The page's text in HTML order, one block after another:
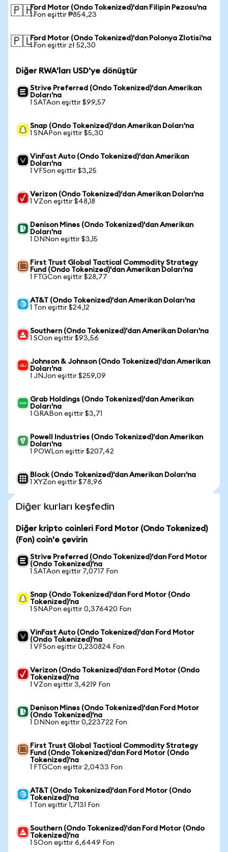
🇵🇭Ford Motor (Ondo Tokenized)'dan Filipin Pezosu'na
1 Fon eşittir ₱854,23
🇵🇱Ford Motor (Ondo Tokenized)'dan Polonya Zlotisi'na
1 Fon eşittir zł 52,30
Diğer RWA'ları USD'ye dönüştür
Strive Preferred (Ondo Tokenized)'dan Amerikan
Doları'na
1 SATAon eşittir $99,57
Snap (Ondo Tokenized)'dan Amerikan Doları'na
1 SNAPon eşittir $5,30
VinFast Auto (Ondo Tokenized)'dan Amerikan
Doları'na
1 VFSon eşittir $3,25
Verizon (Ondo Tokenized)'dan Amerikan Doları'na
1 VZon eşittir $48,18
Denison Mines (Ondo Tokenized)'dan Amerikan
Doları'na
1 DNNon eşittir $3,15
First Trust Global Tactical Commodity Strategy
Fund (Ondo Tokenized)'dan Amerikan Doları'na
1 FTGCon eşittir $28,77
AT&T (Ondo Tokenized)'dan Amerikan Doları'na
1 Ton eşittir $24,12
Southern (Ondo Tokenized)'dan Amerikan Doları'na
1 SOon eşittir $93,56
Johnson & Johnson (Ondo Tokenized)'dan Amerikan
Doları'na
1 JNJon eşittir $259,09
Grab Holdings (Ondo Tokenized)'dan Amerikan
Doları'na
1 GRABon eşittir $3,71
Powell Industries (Ondo Tokenized)'dan Amerikan
Doları'na
1 POWLon eşittir $207,42
Block (Ondo Tokenized)'dan Amerikan Doları'na
1 XYZon eşittir $78,96
Diğer kurları keşfedin
Diğer kripto coinleri Ford Motor (Ondo Tokenized)
(Fon) coin'e çevirin
Strive Preferred (Ondo Tokenized)'dan Ford Motor
(Ondo Tokenized)'na
1 SATAon eşittir 7,0717 Fon
Snap (Ondo Tokenized)'dan Ford Motor (Ondo
Tokenized)'na
1 SNAPon eşittir 0,376420 Fon
VinFast Auto (Ondo Tokenized)'dan Ford Motor
(Ondo Tokenized)'na
1 VFSon eşittir 0,230824 Fon
Verizon (Ondo Tokenized)'dan Ford Motor (Ondo
Tokenized)'na
1 VZon eşittir 3,4219 Fon
Denison Mines (Ondo Tokenized)'dan Ford Motor
(Ondo Tokenized)'na
1 DNNon eşittir 0,223722 Fon
First Trust Global Tactical Commodity Strategy
Fund (Ondo Tokenized)'dan Ford Motor (Ondo
Tokenized)'na
1 FTGCon eşittir 2,0433 Fon
AT&T (Ondo Tokenized)'dan Ford Motor (Ondo
Tokenized)'na
1 Ton eşittir 1,7131 Fon
Southern (Ondo Tokenized)'dan Ford Motor (Ondo
Tokenized)'na
1 SOon eşittir 6,6449 Fon